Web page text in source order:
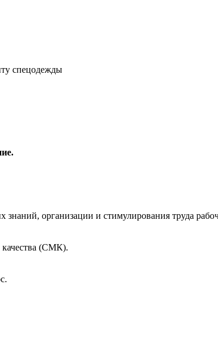
спецодежды
знаний, организации и стимулирования труда
(СМК).